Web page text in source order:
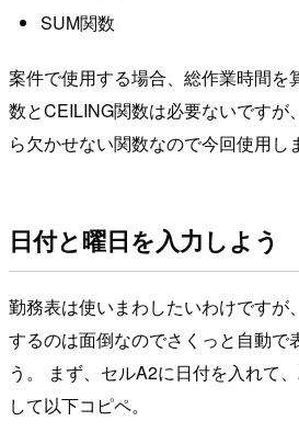
SUM関数
案件で使用する場合、総作業時間を
数とCEILING関数は必要ないですが
ら欠かせない関数なので今回使用し
日付と曜日を入力しよう
勤務表は使いまわしたいわけですが
するのは面倒なのでさくっと自動で
う。 まず、セルA2に日付を入れて
して以下コピペ。